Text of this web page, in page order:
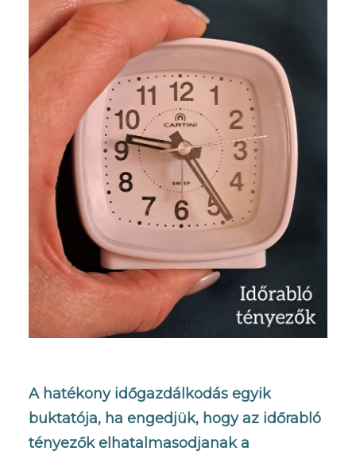
A hatékony időgazdálkodás egyik
buktatója, ha engedjük, hogy az időrabló
tényezők elhatalmasodjanak a